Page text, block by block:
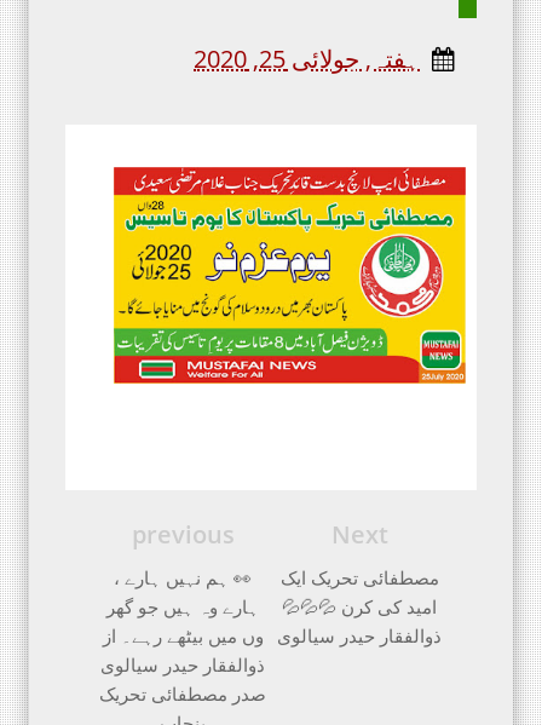
ہفتہ, جولائی 25, 2020
Next
مصطفائی تحریک ایک
امید کی کرن 💦💦💦
ذوالفقار حیدر سیالوی
previous
👀 ہم نہیں ہارے ،
ہارے وہ ہیں جو گھر
وں میں بیٹھے رہے۔ از
ذوالفقار حیدر سیالوی
صدر مصطفائی تحریک